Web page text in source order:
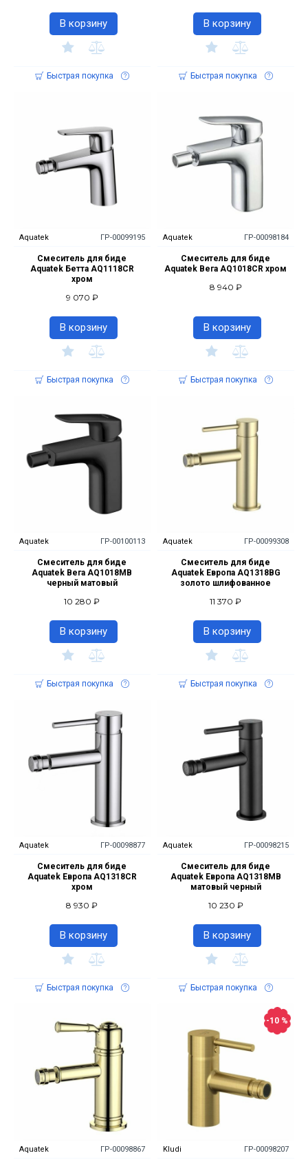
В корзину
Быстрая покупка
В корзину
Быстрая покупка
Aquatek ГР-00099195
Смеситель для биде
Aquatek Бетта AQ1118CR
хром
9 070 ₽
В корзину
Быстрая покупка
Aquatek ГР-00098184
Смеситель для биде
Aquatek Вега AQ1018CR хром
8 940 ₽
В корзину
Быстрая покупка
Aquatek ГР-00100113
Смеситель для биде
Aquatek Вега AQ1018MB
черный матовый
10 280 ₽
В корзину
Быстрая покупка
Aquatek ГР-00099308
Смеситель для биде
Aquatek Европа AQ1318BG
золото шлифованное
11 370 ₽
В корзину
Быстрая покупка
Aquatek ГР-00098877
Смеситель для биде
Aquatek Европа AQ1318CR
хром
8 930 ₽
В корзину
Быстрая покупка
Aquatek ГР-00098215
Смеситель для биде
Aquatek Европа AQ1318MB
матовый черный
10 230 ₽
В корзину
Быстрая покупка
Aquatek ГР-00098867
-10 %
Kludi ГР-00098207